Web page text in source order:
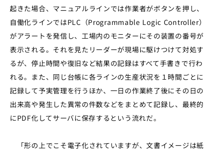
起きた場合、マニュアルラインでは作業者がボタンを押し、
自働化ラインではPLC（Programmable Logic Controller）
がアラートを発信し、工場内のモニターにその装置の番号が
表示される。それを見たリーダーが現場に駆けつけて対処す
るが、停止時間や復旧など結果の記録はすべて手書きで行わ
れる。また、同じ台帳に各ラインの生産状況を１時間ごとに
記録して予実管理を行うほか、一日の作業終了後にその日の
出来高や発生した異常の件数などをまとめて記録し、最終的
にPDF化してサーバに保存するという流れだ。
「形の上でこそ電子化されていますが、文書イメージは紙